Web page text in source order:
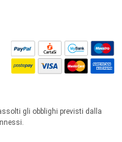
gli obblighi previsti dalla